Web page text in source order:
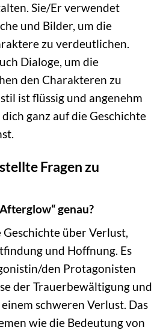
Sie/Er verwendet
und Bilder, um die
zu verdeutlichen.
Dialoge, um die
den Charakteren zu
ist flüssig und angenehm
dich ganz auf die Geschichte
Fragen zu
genau?
Geschichte über Verlust,
und Hoffnung. Es
den Protagonisten
der Trauerbewältigung und
schweren Verlust. Das
wie die Bedeutung von